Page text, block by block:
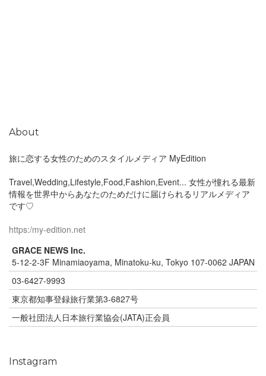
About
旅に恋する女性のためのスタイルメディア MyEdition
Travel,Wedding,Lifestyle,Food,Fashion,Event... 女性が憧れる最新
情報を世界中からあなたのためだけに届けられるリアルメディア
です♡
https:/my-edition.net
GRACE NEWS Inc.
5-12-2-3F Minamiaoyama, Minatoku-ku, Tokyo 107-0062 JAPAN
03-6427-9993
東京都知事登録旅行業第3-6827号
一般社団法人日本旅行業協会(JATA)正会員
Instagram